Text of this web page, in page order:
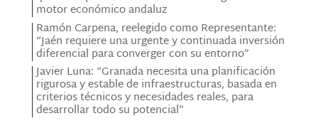
motor económico andaluz
Ramón Carpena, reelegido como Representante:
“Jaén requiere una urgente y continuada inversión
diferencial para converger con su entorno”
Javier Luna: “Granada necesita una planificación
rigurosa y estable de infraestructuras, basada en
criterios técnicos y necesidades reales, para
desarrollar todo su potencial”